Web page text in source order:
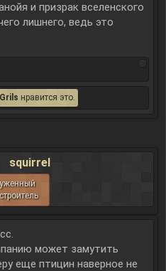
и призрак вселенского
лишнего, ведь это
нравится это.
squirrel
может замутить
еще птицин наверное не